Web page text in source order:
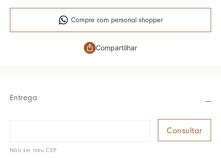
Compre com personal shopper
Compartilhar
Entrega
Não sei meu CEP